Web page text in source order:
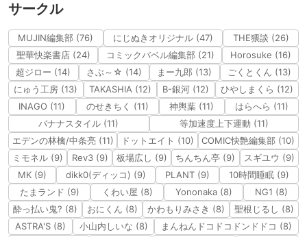
サークル
MUJIN編集部 (76) にじぬきオリジナル (47)
THE猥談 (26)
聖華快楽書店 (24)
コミックバベル編集部 (21)
Horosuke (16)
超ジロー (14)
さぶ～☆ (14) まー九郎 (13)
ごくとくん (13)
にゅう工房 (13)
TAKASHIA (12) B-銀河 (12)
ひやしまくら (12)
INAGO (11)
のせきちく (11) 神輿葉 (11)
はらへら (11)
バナナスタイル (11)
等加速度上下運動 (11)
エデンの林檎/中条亮 (11)
ドットエイト (10)
COMIC快艶編集部 (10)
ミモネル (9)
Rev3 (9) 板場広し (9) ちんちん亭 (9)
スギユウ (9)
MK (9)
dikk0(ディッコ) (9) PLANT (9)
10時間睡眠 (9)
たまランド (9)
くわい屋 (8) Yononaka (8)
NG1 (8)
酔っ払い鬼? (8)
おにくん (8) かわもりみさき (8)
聖根じるし (8)
ASTRA'S (8)
小山内しいな (8)
まんねんドコドコドンドドコ (8)